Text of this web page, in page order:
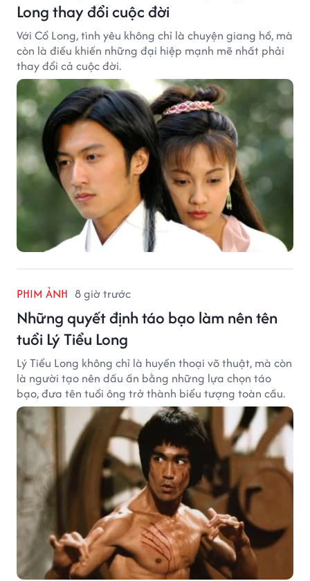
Long thay đổi cuộc đời
Với Cổ Long, tình yêu không chỉ là chuyện giang hồ, mà
còn là điều khiến những đại hiệp mạnh mẽ nhất phải
thay đổi cả cuộc đời.
PHIM ẢNH 8 giờ trước
Những quyết định táo bạo làm nên tên
tuổi Lý Tiểu Long
Lý Tiểu Long không chỉ là huyền thoại võ thuật, mà còn
là người tạo nên dấu ấn bằng những lựa chọn táo
bạo, đưa tên tuổi ông trở thành biểu tượng toàn cầu.